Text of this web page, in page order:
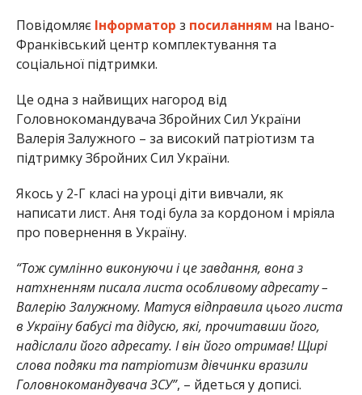
Повідомляє Інформатор з посиланням на Івано-
Франківський центр комплектування та
соціальної підтримки.
Це одна з найвищих нагород від
Головнокомандувача Збройних Сил України
Валерія Залужного – за високий патріотизм та
підтримку Збройних Сил України.
Якось у 2-Г класі на уроці діти вивчали, як
написати лист. Аня тоді була за кордоном і мріяла
про повернення в Україну.
“Тож сумлінно виконуючи і це завдання, вона з
натхненням писала листа особливому адресату –
Валерію Залужному. Матуся відправила цього листа
в Україну бабусі та дідусю, які, прочитавши його,
надіслали його адресату. І він його отримав! Щирі
слова подяки та патріотизм дівчинки вразили
Головнокомандувача ЗСУ”, – йдеться у дописі.